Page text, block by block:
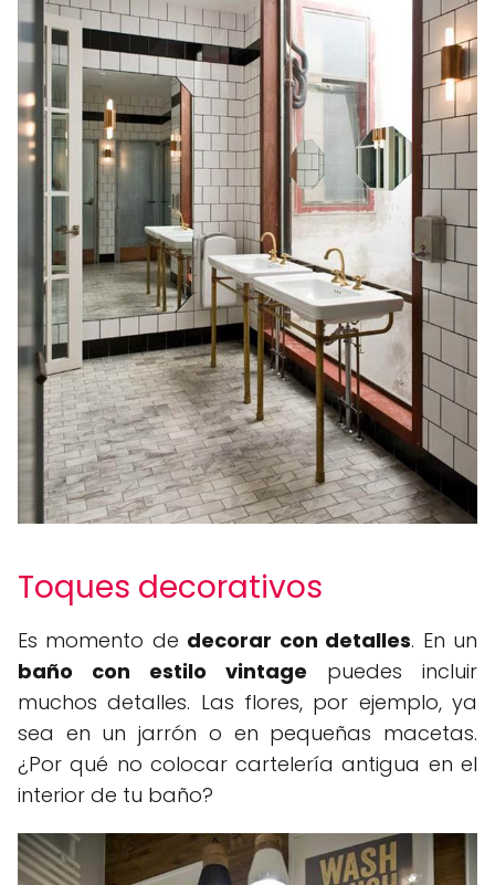
Toques decorativos
Es momento de decorar con detalles. En un
baño con estilo vintage puedes incluir
muchos detalles. Las flores, por ejemplo, ya
sea en un jarrón o en pequeñas macetas.
¿Por qué no colocar cartelería antigua en el
interior de tu baño?